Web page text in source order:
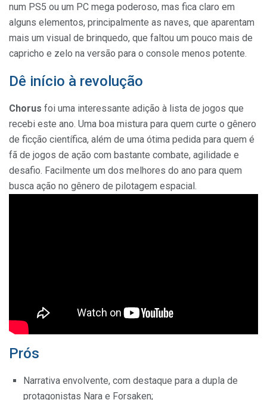
num PS5 ou um PC mega poderoso, mas fica claro em
alguns elementos, principalmente as naves, que aparentam
mais um visual de brinquedo, que faltou um pouco mais de
capricho e zelo na versão para o console menos potente.
Dê início à revolução
Chorus foi uma interessante adição à lista de jogos que
recebi este ano. Uma boa mistura para quem curte o gênero
de ficção científica, além de uma ótima pedida para quem é
fã de jogos de ação com bastante combate, agilidade e
desafio. Facilmente um dos melhores do ano para quem
busca ação no gênero de pilotagem espacial.
Prós
Narrativa envolvente, com destaque para a dupla de
protagonistas Nara e Forsaken;